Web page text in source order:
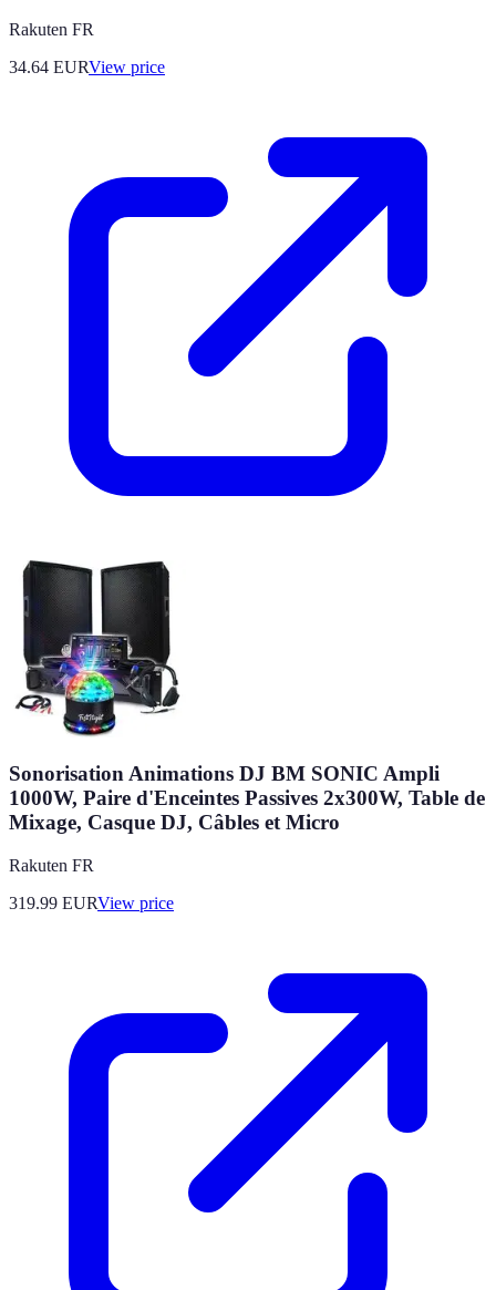
Rakuten FR
34.64 EURView price
Sonorisation Animations DJ BM SONIC Ampli
1000W, Paire d'Enceintes Passives 2x300W, Table de
Mixage, Casque DJ, Câbles et Micro
Rakuten FR
319.99 EURView price